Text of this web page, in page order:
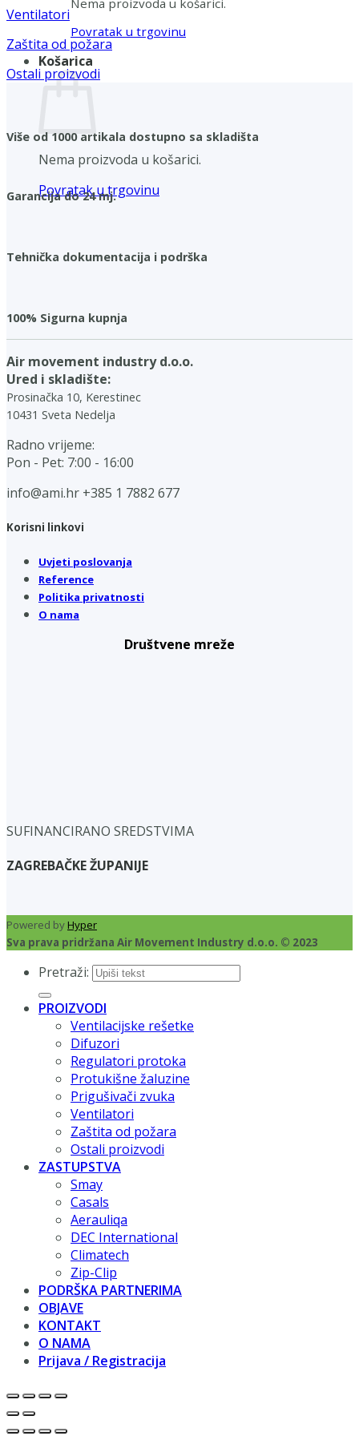
Nema proizvoda u košarici.
Povratak u trgovinu
Košarica
Nema proizvoda u košarici.
Povratak u trgovinu
Ventilatori
Zaštita od požara
Ostali proizvodi
Više od 1000 artikala dostupno sa skladišta
Garancija do 24 mj.
Tehnička dokumentacija i podrška
100% Sigurna kupnja
Air movement industry d.o.o.
Ured i skladište:
Prosinačka 10, Kerestinec
10431 Sveta Nedelja
Radno vrijeme:
Pon - Pet: 7:00 - 16:00
info@ami.hr +385 1 7882 677
Korisni linkovi
Uvjeti poslovanja
Reference
Politika privatnosti
O nama
Društvene mreže
SUFINANCIRANO SREDSTVIMA
ZAGREBAČKE ŽUPANIJE
Powered byHyper
Sva prava pridržana Air Movement Industry d.o.o. © 2023
Pretraži:
PROIZVODI
Ventilacijske rešetke
Difuzori
Regulatori protoka
Protukišne žaluzine
Prigušivači zvuka
Ventilatori
Zaštita od požara
Ostali proizvodi
ZASTUPSTVA
Smay
Casals
Aerauliqa
DEC International
Climatech
Zip-Clip
PODRŠKA PARTNERIMA
OBJAVE
KONTAKT
O NAMA
Prijava / Registracija